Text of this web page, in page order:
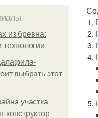
из бревна:
выбрать этот
участка.
конструктор